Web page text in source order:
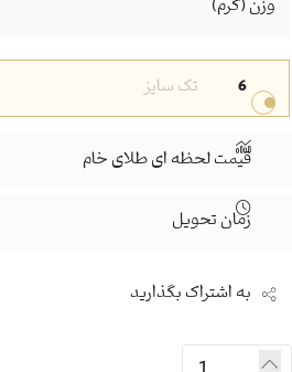
وزن (گرم)
6 تک سایز
قیمت لحظه ای طلای خام
زمان تحویل
به اشتراک بگذارید